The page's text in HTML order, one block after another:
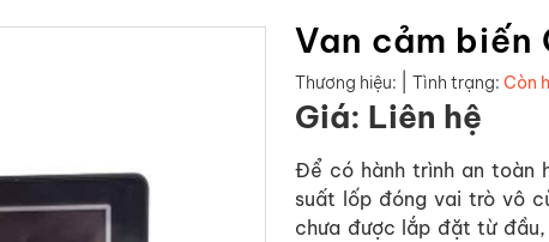
Van cảm biến
Thương hiệu: Tình trạng: Còn
Giá: Liên hệ
Để có hành trình an toàn
suất lốp đóng vai trò vô
chưa được lắp đặt từ